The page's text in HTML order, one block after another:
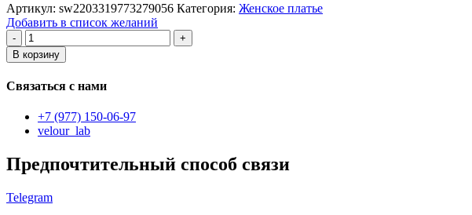
Артикул: sw2203319773279056 Категория: Женское платье
Добавить в список желаний
Количество
товара
женское
В корзину
Связаться с нами
+7 (977) 150-06-97
velour_lab
Предпочтительный способ связи
Telegram